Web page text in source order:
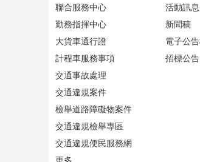
聯合服務中心
勤務指揮中心
大貨車通行證
計程車服務事項
交通事故處理
交通違規案件
檢舉道路障礙物案件
交通違規檢舉專區
交通違規便民服務網
更多...
活動訊息
新聞稿
電子公
招標公告